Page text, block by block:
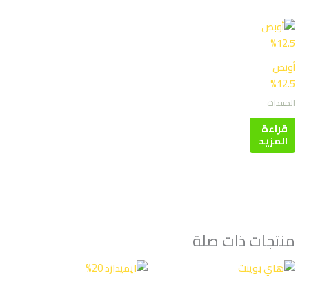
أوبص
12.5%
المبيدات
قراءة
المزيد
منتجات ذات صلة